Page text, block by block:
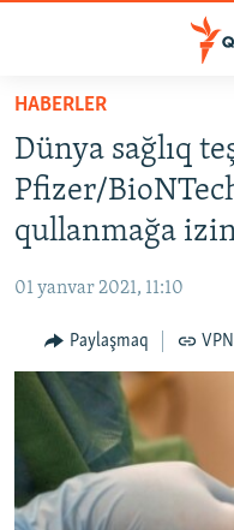
Esas
qaytmaq
Baş
navigatsiyağa
qaytmaq
Qıdıruvğa
qaytmaq
SİYASET
İQTİSADİYAT
MEDENİYET
İNSAN AQLARI
VİDEO
SÜRET
BLOGLAR
FİKİR
HABERLER
Dünya sağlıq
Pfizer/BioNTech
qullanmağa
01 yanvar 2021, 11:10
Paylaşmaq